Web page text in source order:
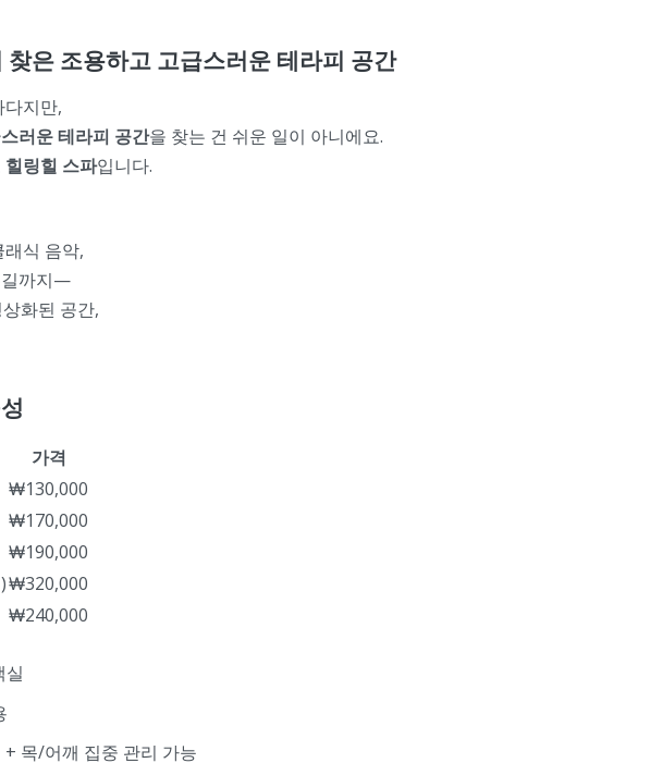
찾은 조용하고 고급스러운 테라피 공간
지만,
러운 테라피 공간을 찾는 건 쉬운 일이 아니에요.
힐링힐 스파입니다.
식 음악,
길까지—
화된 공간,
가격
₩130,000
₩170,000
₩190,000
₩320,000
₩240,000
실
목/어깨 집중 관리 가능